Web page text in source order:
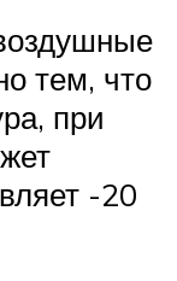
тем, что
при
-20